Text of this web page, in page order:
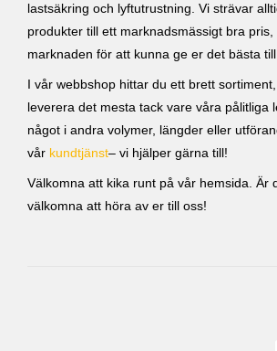
lastsäkring och lyftutrustning. Vi strävar
produkter till ett marknadsmässigt bra
marknaden för att kunna ge er det bästa
I vår webbshop hittar du ett brett
leverera det mesta tack vare våra pålitliga
något i andra volymer, längder eller
vår kundtjänst– vi hjälper gärna till!
Välkomna att kika runt på vår hemsida. Är
välkomna att höra av er till oss!